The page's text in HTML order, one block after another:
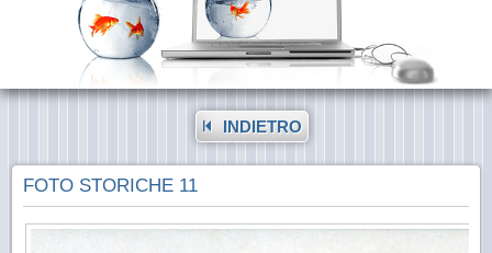
INDIETRO
FOTO STORICHE 11